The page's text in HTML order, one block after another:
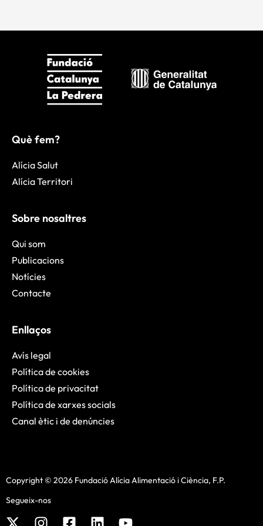
Què fem?
Alícia Salut
Alícia Territori
Sobre nosaltres
Qui som
Publicacions
Notícies
Contacte
Enllaços
Avís legal
Política de cookies
Política de privacitat
Política de xarxes socials
Canal ètic i de denúncies
Copyright © 2026 Fundació Alícia Alimentació i Ciència, F.P.
Segueix-nos